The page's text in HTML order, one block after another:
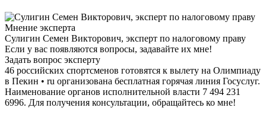
Мнение эксперта
Сулигин Семен Викторович, эксперт по налоговому праву
Если у вас появляются вопросы, задавайте их мне!
Задать вопрос эксперту
46 российских спортсменов готовятся к вылету на Олимпиаду
в Пекин • ru организована бесплатная горячая линия Госуслуг.
Наименование органов исполнительной власти 7 494 231
6996. Для получения консультации, обращайтесь ко мне!